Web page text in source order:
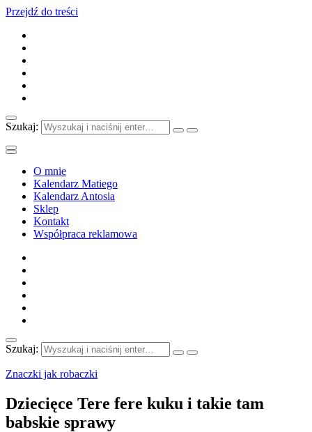
Przejdź do treści
Szukaj:
O mnie
Kalendarz Matiego
Kalendarz Antosia
Sklep
Kontakt
Współpraca reklamowa
Szukaj:
Znaczki jak robaczki
Dziecięce Tere fere kuku i takie tam
babskie sprawy